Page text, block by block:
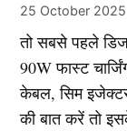
25 October 2025
तो सबसे पहले
90W फास्ट
केबल, सिम
की बात करें तो